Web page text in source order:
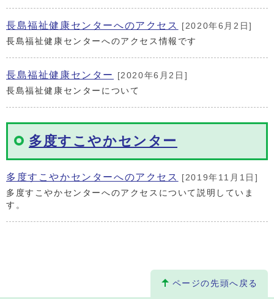
長島福祉健康センターへのアクセス
[2020年6月2日]
長島福祉健康センターへのアクセス情報です
長島福祉健康センター
[2020年6月2日]
長島福祉健康センターについて
多度すこやかセンター
多度すこやかセンターへのアクセス
[2019年11月1日]
多度すこやかセンターへのアクセスについて説明していま
す。
ページの先頭へ戻る